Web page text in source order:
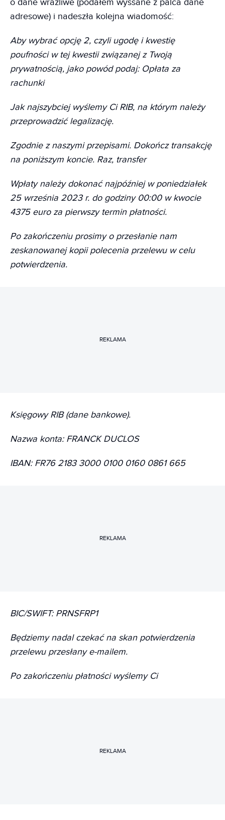
adresowe) i nadeszła kolejna wiadomość:
Aby wybrać opcję 2, czyli ugodę i kwestię
poufności w tej kwestii związanej z Twoją
prywatnością, jako powód podaj: Opłata za
rachunki
Jak najszybciej wyślemy Ci RIB, na którym należy
przeprowadzić legalizację.
Zgodnie z naszymi przepisami. Dokończ transakcję
na poniższym koncie. Raz, transfer
Wpłaty należy dokonać najpóźniej w poniedziałek
25 września 2023 r. do godziny 00:00 w kwocie
4375 euro za pierwszy termin płatności.
Po zakończeniu prosimy o przesłanie nam
zeskanowanej kopii polecenia przelewu w celu
potwierdzenia.
REKLAMA
Księgowy RIB (dane bankowe).
Nazwa konta: FRANCK DUCLOS
IBAN: FR76 2183 3000 0100 0160 0861 665
REKLAMA
BIC/SWIFT: PRNSFRP1
Będziemy nadal czekać na skan potwierdzenia
przelewu przesłany e-mailem.
Po zakończeniu płatności wyślemy Ci
REKLAMA